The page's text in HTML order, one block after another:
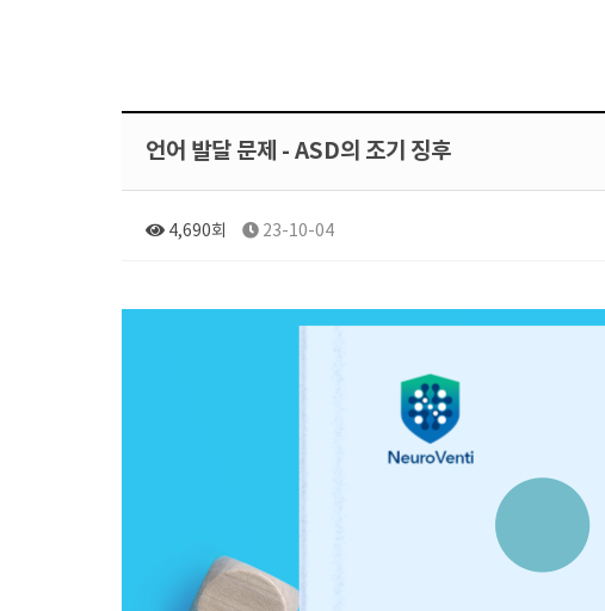
언어 발달 문제 - ASD의 조기 징후
4,690회 23-10-04